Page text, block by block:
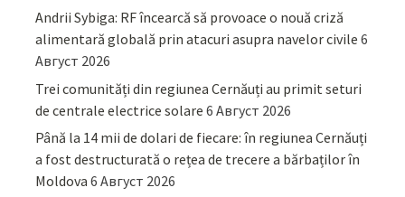
Andrii Sybiga: RF încearcă să provoace o nouă criză
alimentară globală prin atacuri asupra navelor civile 6
Август 2026
Trei comunități din regiunea Cernăuți au primit seturi
de centrale electrice solare 6 Август 2026
Până la 14 mii de dolari de fiecare: în regiunea Cernăuți
a fost destructurată o rețea de trecere a bărbaților în
Moldova 6 Август 2026